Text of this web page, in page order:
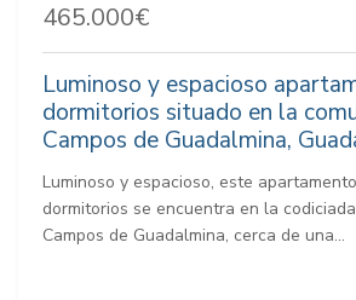
465.000€
Luminoso y espacioso
dormitorios situado en la
Campos de Guadalmina,
Luminoso y espacioso, este
dormitorios se encuentra en la
Campos de Guadalmina, cerca de una...